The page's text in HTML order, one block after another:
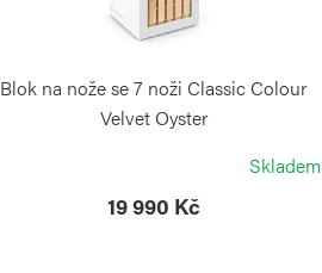
Blok na nože se 7 noži Classic Colour
Velvet Oyster
Skladem
19 990 Kč